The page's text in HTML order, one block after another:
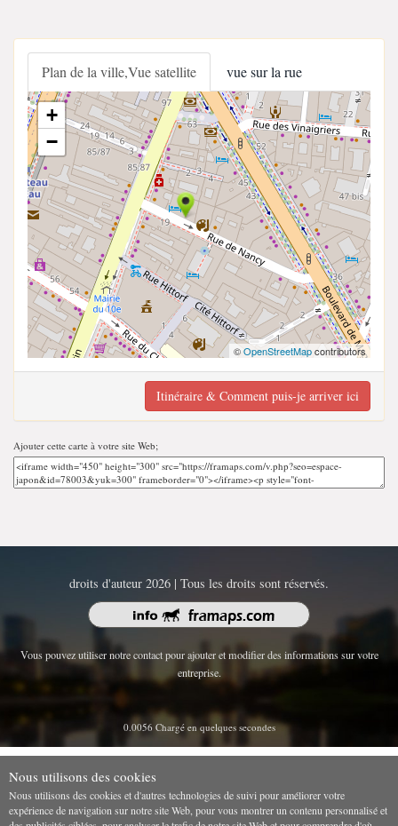
Plan de la ville,Vue satellite vue sur la rue
+
−
©OpenStreetMapcontributors
Itinéraire & Comment puis-je arriver ici
Ajouter cette carte à votre site Web;
droits d'auteur 2026 | Tous les droits sont réservés.
Vous pouvez utiliser notre contact pour ajouter et modifier des informations sur votre
entreprise.
0.0056 Chargé en quelques secondes
Nous utilisons des cookies
Nous utilisons des cookies et d'autres technologies de suivi pour améliorer votre
expérience de navigation sur notre site Web, pour vous montrer un contenu personnalisé et